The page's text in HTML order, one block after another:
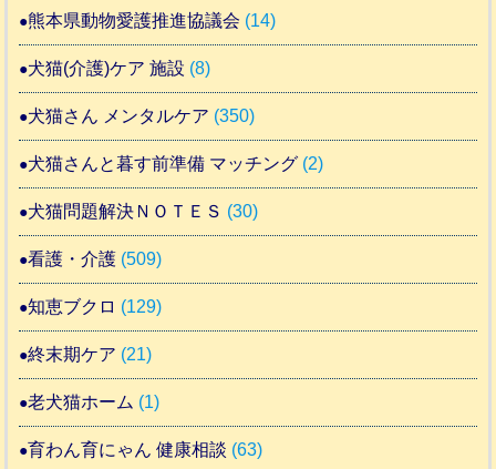
熊本県動物愛護推進協議会 (14)
犬猫(介護)ケア 施設 (8)
犬猫さん メンタルケア (350)
犬猫さんと暮す前準備 マッチング (2)
犬猫問題解決ＮＯＴＥＳ (30)
看護・介護 (509)
知恵ブクロ (129)
終末期ケア (21)
老犬猫ホーム (1)
育わん育にゃん 健康相談 (63)